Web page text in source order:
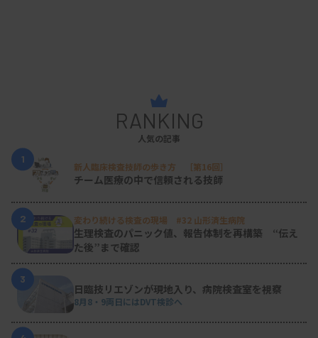
RANKING
人気の記事
1
新人臨床検査技師の歩き方 ［第16回］
チーム医療の中で信頼される技師
2 変わり続ける検査の現場 #32 山形済生病院
生理検査のパニック値、報告体制を再構築 “伝え
た後”まで確認
3
日臨技リエゾンが現地入り、病院検査室を視察
8月8・9両日にはDVT検診へ